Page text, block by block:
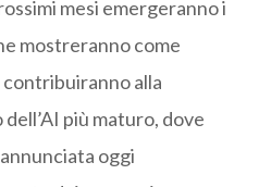
mesi emergeranno i
mostreranno come
alla
più maturo, dove
oggi